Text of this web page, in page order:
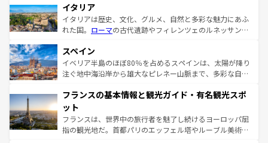
イタリア
イタリアは歴史、文化、グルメ、自然と多彩な魅力にあふ
れた国。 ローマの古代遺跡やフィレンツェのルネッサンス
ろん、トスカーナの美しい田園風景やアマルフィ海岸の絶
景など、自然景観も見逃せない。観光の合間には、本場の
ピザやパスタなど、絶品のイタリア料理を堪能することも
ませてくれるイタリアで、忘れられない旅をしてみよう！
なお、新着のイタリア情報は
しい。
スペイン
イベリア半島のほぼ80％を占めるスペインは、太陽が降り
注ぐ地中海沿岸から雄大なピレネー山脈まで、多彩な自然
文化が根付くこの国では、情熱的なフラメンコ、熱気あふ
れる闘牛、そして美味しいタパスが生活の一部となってい
る。首都マドリードの洗練された雰囲気や、バルセロナの
アートに溢れた街角から、地方では古代ローマ遺跡や中世
フランスの基本情報と観光ガイド・有名観光スポ
ット
フランスは、世界中の旅行者を魅了し続けるヨーロッパ屈
指の観光地だ。首都パリのエッフェル塔やルーブル美術館